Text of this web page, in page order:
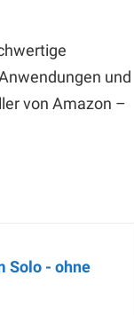
und
von Amazon –
Solo - ohne